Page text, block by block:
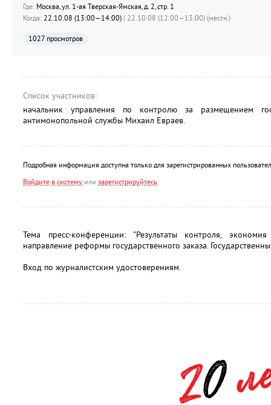
Где: Москва, ул. 1-ая Тверская-Ямская, д. 2, стр. 1
Когда: 22.10.08 (13:00—14:00) | 22.10.08 (12:00—13:00) (местн.)
1027 просмотров
Список участников:
начальник управления по контролю за размещением
антимонопольной службы Михаил Евраев.
Подробная информация доступна только для зарегистрированных
Войдите в систему или зарегистрируйтесь
Тема пресс-конференции: "Результаты контроля,
направление реформы государственного заказа.
Вход по журналистским удостоверениям.